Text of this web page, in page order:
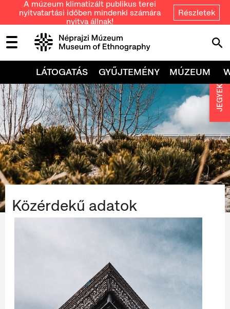
A múzeum klimatizált publikus terei
nyitvatartási időben mindenki számára
nyitva állnak!
Részletek
LÁTOGATÁS GYŰJTEMÉNY MÚZEUM
Közérdekű adatok
JEGYEK